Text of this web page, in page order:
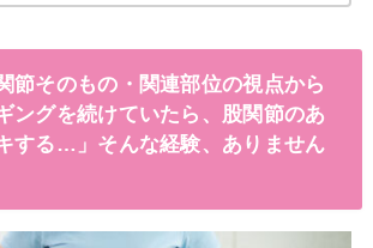
節そのもの・関連部位の視点から
ングを続けていたら、股関節のあ
する…」そんな経験、ありません